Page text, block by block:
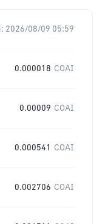
2026/08/09 05:59
0.000018 COAI
0.00009 COAI
0.000541 COAI
0.002706 COAI